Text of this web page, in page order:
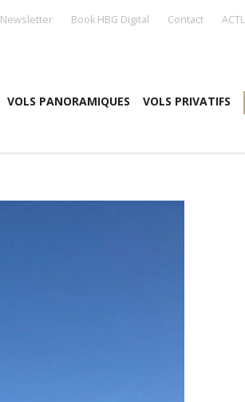
Newsletter Book HBG Digital Contact
VOLS PANORAMIQUES VOLS PRIVATIFS